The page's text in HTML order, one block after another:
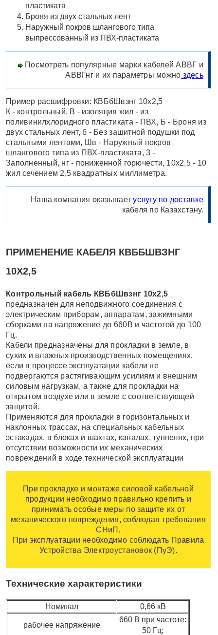
пластиката
Броня из двух стальных лент
Наружный покров шлангового типа
выпрессованный из ПВХ-пластиката
Посмотреть популярные марки кабелей АВВГ и
АВВГнг и их параметры можно здесь
Пример расшифровки: КВБбШвзнг 10x2,5
К - контрольный, В - изоляция жил - из
поливинилхлоридного пластиката - ПВХ, Б - Броня из
двух стальных лент, б - Без зашитной подушки под
стальными лентами, Шв - Наружный покров
шлангового типа из ПВХ-пластиката, 3 -
Заполненный, нг - пониженной горючести, 10х2,5 - 10
жил сечением 2,5 квадратных миллиметра.
Наша компания оказываетуслугу по доставке
кабеля по Казахстану.
ПРИМЕНЕНИЕ КАБЕЛЯ КВББШВЗНГ
10Х2,5
Контрольный кабель КВБбШвзнг 10х2,5
предназначен для неподвижного соединения с
электрическим приборам, аппаратам, зажимными
сборками на напряжение до 660В и частотой до 100
Гц.
Кабели предназначены для прокладки в земле, в
сухих и влажных производственных помещениях,
если в процессе эксплуатации кабели не
подвергаются растягивающим усилиям и внешним
силовым нагрузкам, а также для прокладки на
открытом воздухе или в земле с соответствующей
защитой.
Применяются для прокладки в горизонтальных и
наклонных трассах, на специальных кабельных
эстакадах, в блоках и шахтах, каналах, туннелях, при
отсутствии возможности их механических
повреждений в ходе технической эксплуатации
При прокладке и монтаже силовой кабельной
продукции необходимо правильно крепить и
принимать особые меры по защите их от
механического повреждения, соблюдая требования
СНиП.
При эксплуатации необходимо соблюдать Правила
Устройства Электроустановок (ПуЭ).
Технические характеристики
Номинал 0,66 кВ
рабочее напряжение
660 В при частоте:
50 Гц;